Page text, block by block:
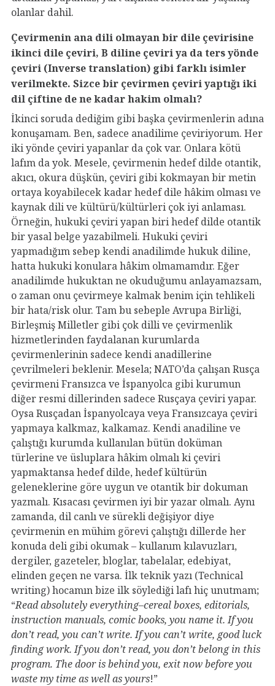
olanlar dahil.
Çevirmenin ana dili olmayan bir dile çevirisine
ikinci dile çeviri, B diline çeviri ya da ters yönde
çeviri (Inverse translation) gibi farklı isimler
verilmekte. Sizce bir çevirmen çeviri yaptığı iki
dil çiftine de ne kadar hakim olmalı?
İkinci soruda dediğim gibi başka çevirmenlerin adına
konuşamam. Ben, sadece anadilime çeviriyorum. Her
iki yönde çeviri yapanlar da çok var. Onlara kötü
lafım da yok. Mesele, çevirmenin hedef dilde otantik,
akıcı, okura düşkün, çeviri gibi kokmayan bir metin
ortaya koyabilecek kadar hedef dile hâkim olması ve
kaynak dili ve kültürü/kültürleri çok iyi anlaması.
Örneğin, hukuki çeviri yapan biri hedef dilde otantik
bir yasal belge yazabilmeli. Hukuki çeviri
yapmadığım sebep kendi anadilimde hukuk diline,
hatta hukuki konulara hâkim olmamamdır. Eğer
anadilimde hukuktan ne okuduğumu anlayamazsam,
o zaman onu çevirmeye kalmak benim için tehlikeli
bir hata/risk olur. Tam bu sebeple Avrupa Birliği,
Birleşmiş Milletler gibi çok dilli ve çevirmenlik
hizmetlerinden faydalanan kurumlarda
çevirmenlerinin sadece kendi anadillerine
çevrilmeleri beklenir. Mesela; NATO’da çalışan Rusça
çevirmeni Fransızca ve İspanyolca gibi kurumun
diğer resmi dillerinden sadece Rusçaya çeviri yapar.
Oysa Rusçadan İspanyolcaya veya Fransızcaya çeviri
yapmaya kalkmaz, kalkamaz. Kendi anadiline ve
çalıştığı kurumda kullanılan bütün doküman
türlerine ve üsluplara hâkim olmalı ki çeviri
yapmaktansa hedef dilde, hedef kültürün
geleneklerine göre uygun ve otantik bir dokuman
yazmalı. Kısacası çevirmen iyi bir yazar olmalı. Aynı
zamanda, dil canlı ve sürekli değişiyor diye
çevirmenin en mühim görevi çalıştığı dillerde her
konuda deli gibi okumak – kullanım kılavuzları,
dergiler, gazeteler, bloglar, tabelalar, edebiyat,
elinden geçen ne varsa. İlk teknik yazı (Technical
writing) hocamın bize ilk söylediği lafı hiç unutmam;
“Read absolutely everything–cereal boxes, editorials,
instruction manuals, comic books, you name it. If you
don’t read, you can’t write. If you can’t write, good luck
finding work. If you don’t read, you don’t belong in this
program. The door is behind you, exit now before you
waste my time as well as yours!”